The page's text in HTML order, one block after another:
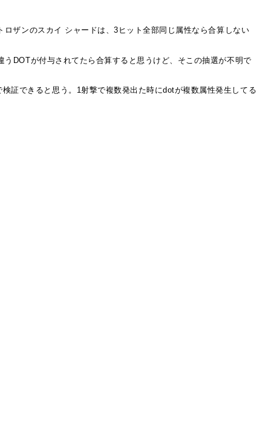
ザンのスカイ シャードは、3ヒット全部同じ属性なら合算しない
DOTが付与されてたら合算すると思うけど、そこの抽選が不明で
証できると思う。1射撃で複数発出た時にdotが複数属性発生してる